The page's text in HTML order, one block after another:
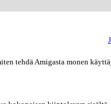
tehdä Amigasta monen